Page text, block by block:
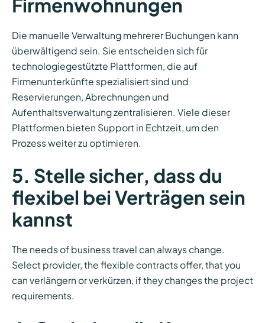
Firmenwohnungen
Die manuelle Verwaltung mehrerer Buchungen kann
überwältigend sein. Sie entscheiden sich für
technologiegestützte Plattformen, die auf
Firmenunterkünfte spezialisiert sind und
Reservierungen, Abrechnungen und
Aufenthaltsverwaltung zentralisieren. Viele dieser
Plattformen bieten Support in Echtzeit, um den
Prozess weiter zu optimieren.
5. Stelle sicher, dass du
flexibel bei Verträgen sein
kannst
The needs of business travel can always change.
Select provider, the flexible contracts offer, that you
can verlängern or verkürzen, if they changes the project
requirements.